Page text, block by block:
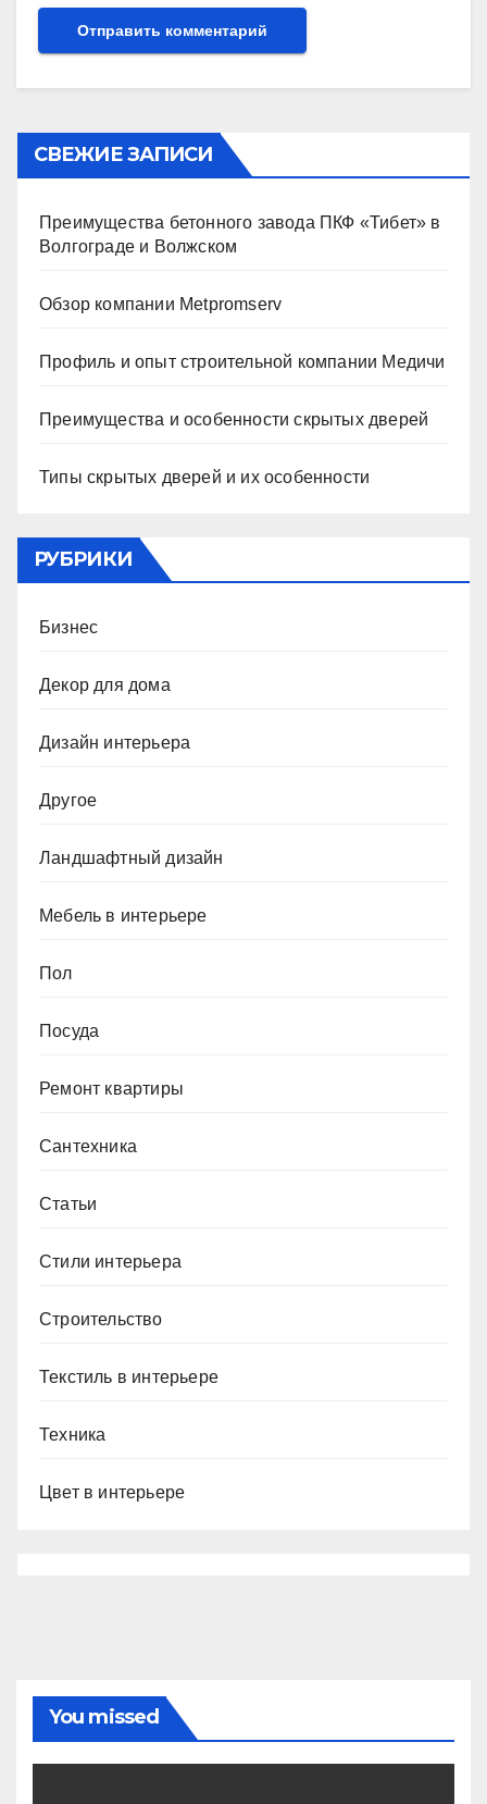
СВЕЖИЕ ЗАПИСИ
Преимущества бетонного завода ПКФ «Тибет» в
Волгограде и Волжском
Обзор компании Metpromserv
Профиль и опыт строительной компании Медичи
Преимущества и особенности скрытых дверей
Типы скрытых дверей и их особенности
РУБРИКИ
Бизнес
Декор для дома
Дизайн интерьера
Другое
Ландшафтный дизайн
Мебель в интерьере
Пол
Посуда
Ремонт квартиры
Сантехника
Статьи
Стили интерьера
Строительство
Текстиль в интерьере
Техника
Цвет в интерьере
You missed